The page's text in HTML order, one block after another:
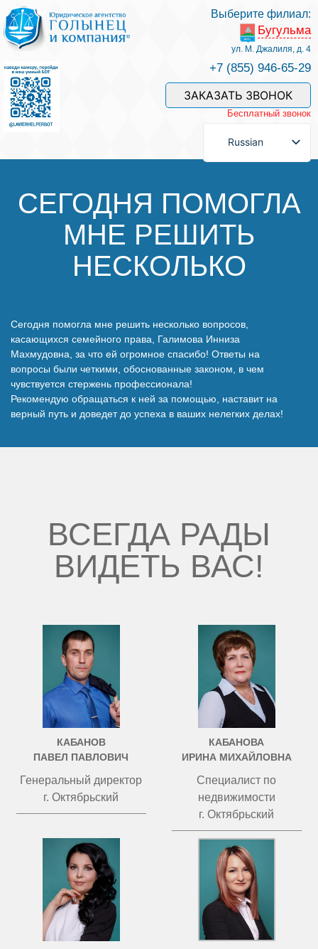
Услуги и наши специалисты
Оплата услуг
Задать вопрос
Отзывы
Полезные статьи
Наши победы
Видео о нас
Выберите филиал:
Бугульма
ул. М. Джалиля, д. 4
+7 (855) 946-65-29
ЗАКАЗАТЬ ЗВОНОК
Бесплатный звонок
Russian
СЕГОДНЯ ПОМОГЛА
МНЕ РЕШИТЬ
НЕСКОЛЬКО
Сегодня помогла мне решить несколько вопросов,
касающихся семейного права, Галимова Инниза
Махмудовна, за что ей огромное спасибо! Ответы на
вопросы были четкими, обоснованные законом, в чем
чувствуется стержень профессионала!
Рекомендую обращаться к ней за помощью, наставит на
верный путь и доведет до успеха в ваших нелегких делах!
ВСЕГДА РАДЫ
ВИДЕТЬ ВАС!
КАБАНОВ
ПАВЕЛ ПАВЛОВИЧ
Генеральный директор
г. Октябрьский
КАБАНОВА
ИРИНА МИХАЙЛОВНА
Специалист по
недвижимости
г. Октябрьский